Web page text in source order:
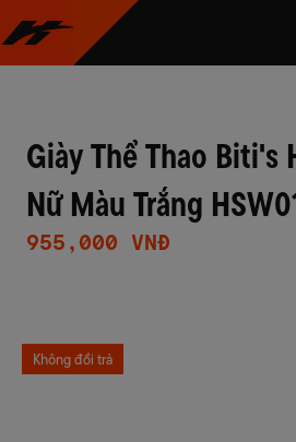
Giày Thể Thao Biti's
Nữ Màu Trắng
955,000 VNĐ
Không đổi trả